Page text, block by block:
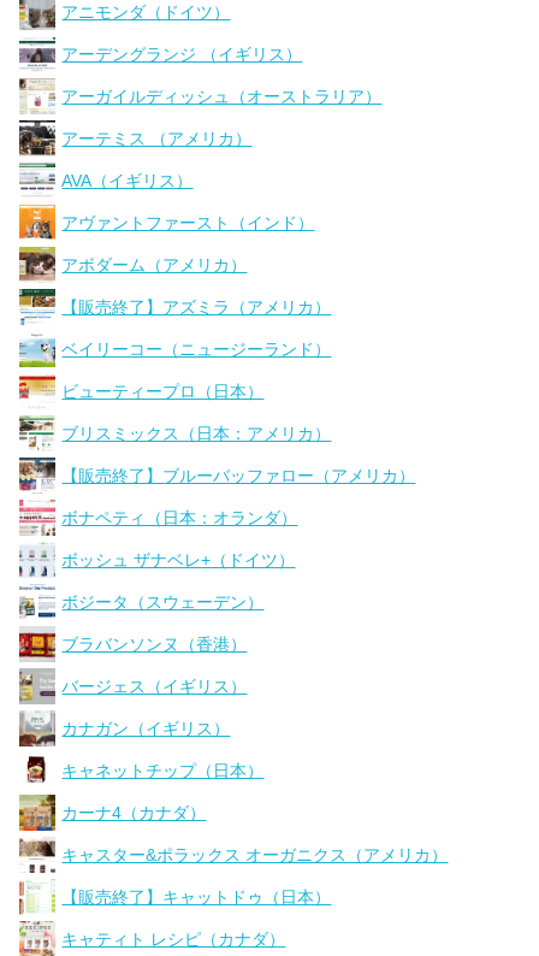
アニモンダ（ドイツ）
アーデングランジ （イギリス）
アーガイルディッシュ（オーストラリア）
アーテミス （アメリカ）
AVA（イギリス）
アヴァントファースト（インド）
アボダーム（アメリカ）
【販売終了】アズミラ（アメリカ）
ベイリーコー（ニュージーランド）
ビューティープロ（日本）
ブリスミックス（日本：アメリカ）
【販売終了】ブルーバッファロー（アメリカ）
ボナペティ（日本：オランダ）
ボッシュ ザナベレ+（ドイツ）
ボジータ（スウェーデン）
ブラバンソンヌ（香港）
バージェス（イギリス）
カナガン（イギリス）
キャネットチップ（日本）
カーナ4（カナダ）
キャスター&ポラックス オーガニクス（アメリカ）
【販売終了】キャットドゥ（日本）
キャティト レシピ（カナダ）